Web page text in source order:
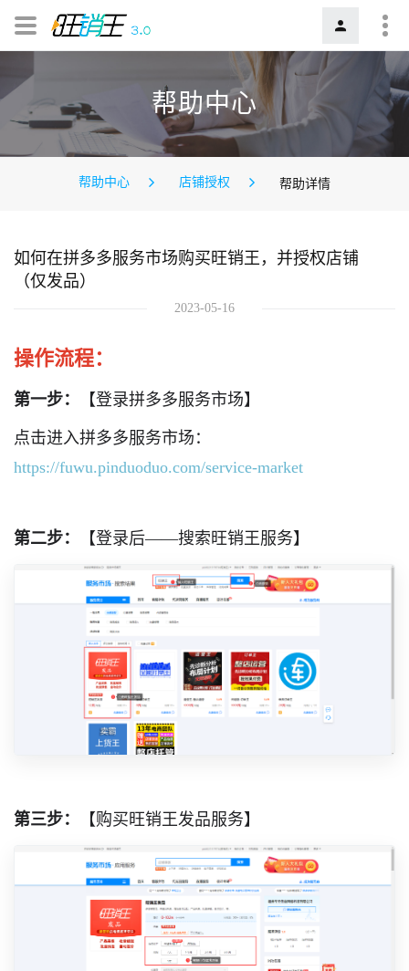
帮助中心
帮助中心 店铺授权 帮助详情
如何在拼多多服务市场购买旺销王，并授权店铺
（仅发品）
2023-05-16
操作流程：
第一步： 【登录拼多多服务市场】
点击进入拼多多服务市场：
https://fuwu.pinduoduo.com/service-market
第二步： 【登录后——搜索旺销王服务】
第三步： 【购买旺销王发品服务】